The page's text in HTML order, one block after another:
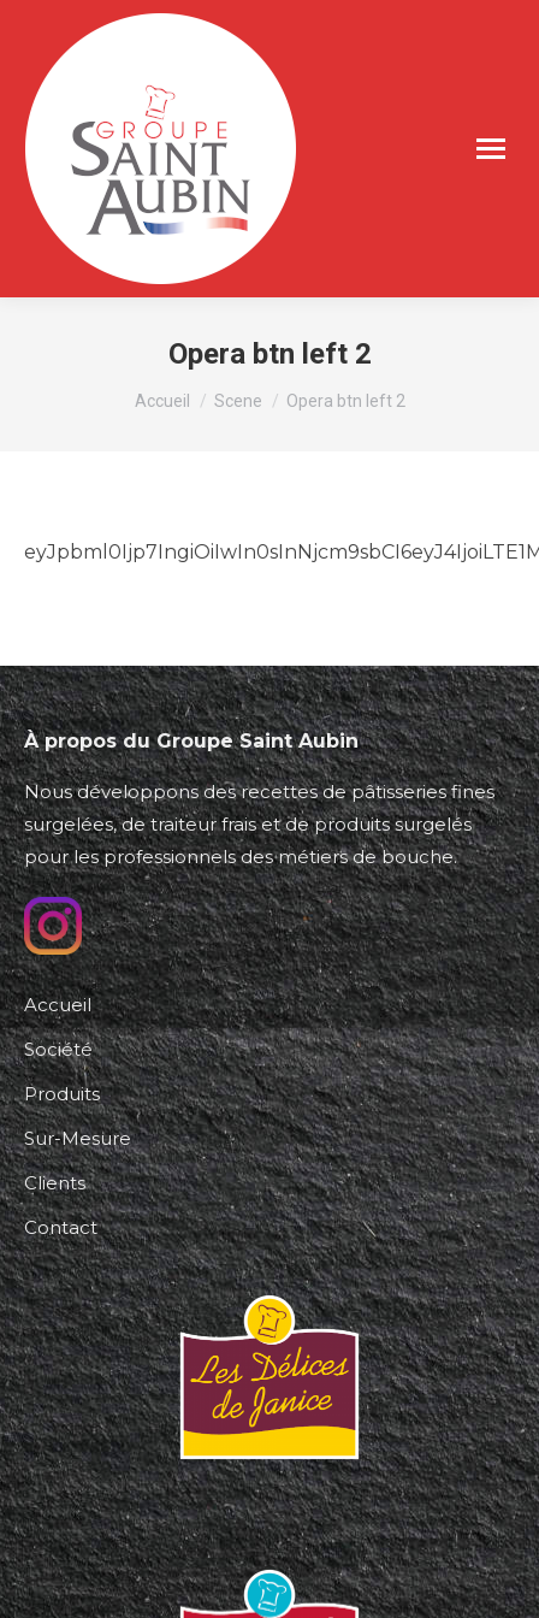
Opera btn left 2
Vous êtes ici :
Accueil Scene Opera btn left 2
À propos du Groupe Saint Aubin
Nous développons des recettes de pâtisseries fines
surgelées, de traiteur frais et de produits surgelés
pour les professionnels des métiers de bouche.
Accueil
Société
Produits
Sur-Mesure
Clients
Contact